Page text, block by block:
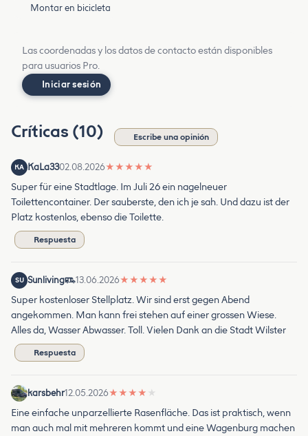
Montar en bicicleta
Las coordenadas y los datos de contacto están disponibles
para usuarios Pro.
Iniciar sesión
Críticas (10) Escribe una opinión
KA KaLa3302.08.2026★ ★ ★ ★ ★
Super für eine Stadtlage. Im Juli 26 ein nagelneuer
Toilettencontainer. Der sauberste, den ich je sah. Und dazu ist der
Platz kostenlos, ebenso die Toilette.
Respuesta
SU Sunliving 13.06.2026★ ★ ★ ★ ★
Super kostenloser Stellplatz. Wir sind erst gegen Abend
angekommen. Man kann frei stehen auf einer grossen Wiese.
Alles da, Wasser Abwasser. Toll. Vielen Dank an die Stadt Wilster
Respuesta
karsbehr12.05.2026★ ★ ★ ★ ★
Eine einfache unparzellierte Rasenfläche. Das ist praktisch, wenn
man auch mal mit mehreren kommt und eine Wagenburg machen